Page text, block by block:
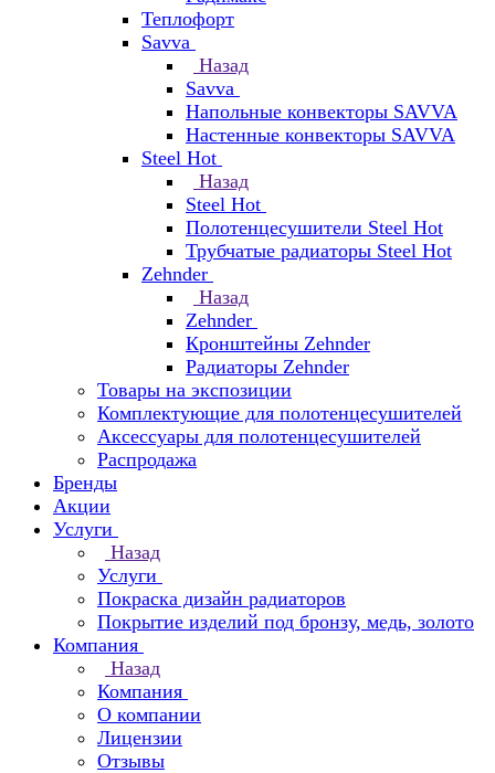
Теплофорт
Savva
Назад
Savva
Напольные конвекторы SAVVA
Настенные конвекторы SAVVA
Steel Hot
Назад
Steel Hot
Полотенцесушители Steel Hot
Трубчатые радиаторы Steel Hot
Zehnder
Назад
Zehnder
Кронштейны Zehnder
Радиаторы Zehnder
Товары на экспозиции
Комплектующие для полотенцесушителей
Аксессуары для полотенцесушителей
Распродажа
Бренды
Акции
Услуги
Назад
Услуги
Покраска дизайн радиаторов
Покрытие изделий под бронзу, медь, золото
Компания
Назад
Компания
О компании
Лицензии
Отзывы